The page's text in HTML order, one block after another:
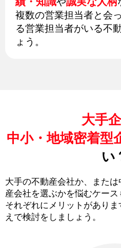
複数の営業担当者と会
る営業担当者がいる不
ょう。
大手
中小・地域密着型
い
大手の不動産会社か、また
産会社を選ぶかを悩むケース
それぞれにメリットがあり
えで検討をしましょう。